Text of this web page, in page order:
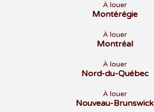
À louer
Montérégie
À louer
Montréal
À louer
Nord-du-Québec
À louer
Nouveau-Brunswick